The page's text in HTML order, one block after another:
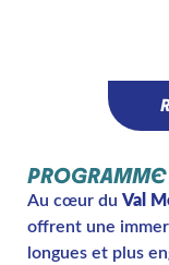
PROGRAMME
Au cœur du Val
offrent une
longues et plus